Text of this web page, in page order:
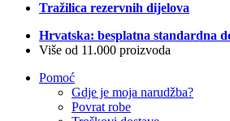
Tražilica rezervnih dijelova
Hrvatska: besplatna standardna
Više od 11.000 proizvoda
Pomoć
Gdje je moja narudžba?
Povrat robe